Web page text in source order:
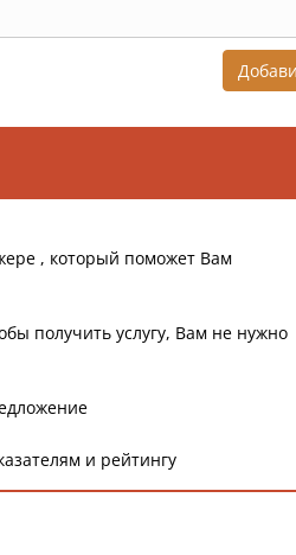
, который поможет Вам
получить услугу, Вам не нужно
и рейтингу